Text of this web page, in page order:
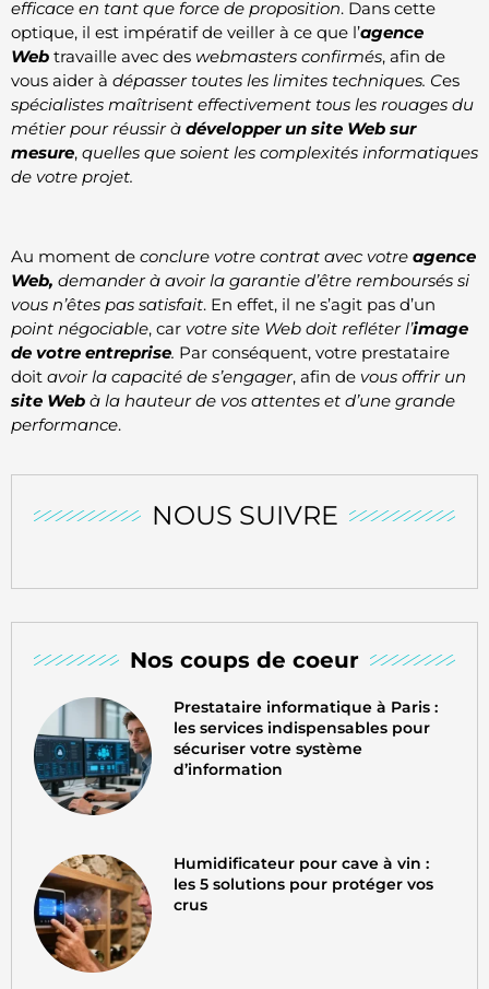
NOUS SUIVRE
Nos coups de coeur
Prestataire informatique à Paris :
les services indispensables pour
sécuriser votre système
d’information
Humidificateur pour cave à vin :
les 5 solutions pour protéger vos
crus
efficace en tant que force de proposition. Dans cette
optique, il est impératif de veiller à ce que l’agence
Web travaille avec des webmasters confirmés, afin de
vous aider à dépasser toutes les limites techniques. Ces
spécialistes maîtrisent effectivement tous les rouages du
métier pour réussir à développer un site Web sur
mesure, quelles que soient les complexités informatiques
de votre projet.
Au moment de conclure votre contrat avec votre agence
Web, demander à avoir la garantie d’être remboursés si
vous n’êtes pas satisfait. En effet, il ne s’agit pas d’un
point négociable, car votre site Web doit refléter l’image
de votre entreprise. Par conséquent, votre prestataire
doit avoir la capacité de s’engager, afin de vous offrir un
site Web à la hauteur de vos attentes et d’une grande
performance.